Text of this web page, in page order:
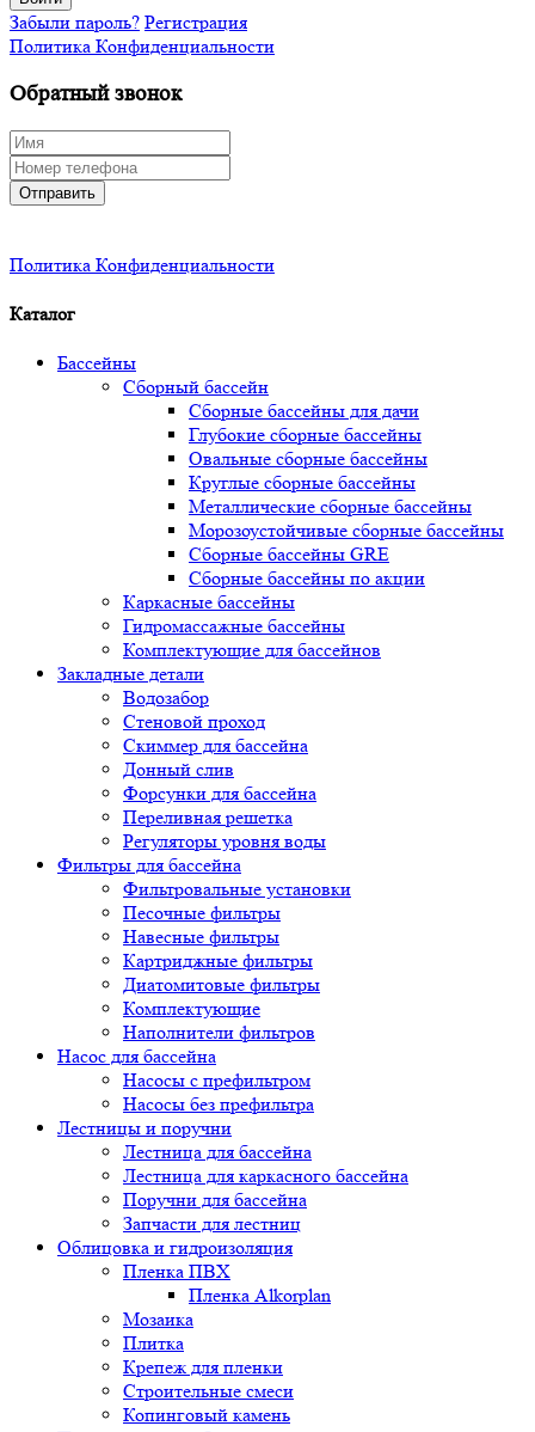
Забыли пароль? Регистрация
Политика Конфиденциальности
Обратный звонок
Отправить
Политика Конфиденциальности
Каталог
Бассейны
Сборный бассейн
Сборные бассейны для дачи
Глубокие сборные бассейны
Овальные сборные бассейны
Круглые сборные бассейны
Металлические сборные бассейны
Морозоустойчивые сборные бассейны
Сборные бассейны GRE
Сборные бассейны по акции
Каркасные бассейны
Гидромассажные бассейны
Комплектующие для бассейнов
Закладные детали
Водозабор
Стеновой проход
Скиммер для бассейна
Донный слив
Форсунки для бассейна
Переливная решетка
Регуляторы уровня воды
Фильтры для бассейна
Фильтровальные установки
Песочные фильтры
Навесные фильтры
Картриджные фильтры
Диатомитовые фильтры
Комплектующие
Наполнители фильтров
Насос для бассейна
Насосы с префильтром
Насосы без префильтра
Лестницы и поручни
Лестница для бассейна
Лестница для каркасного бассейна
Поручни для бассейна
Запчасти для лестниц
Облицовка и гидроизоляция
Пленка ПВХ
Пленка Alkorplan
Мозаика
Плитка
Крепеж для пленки
Строительные смеси
Копинговый камень